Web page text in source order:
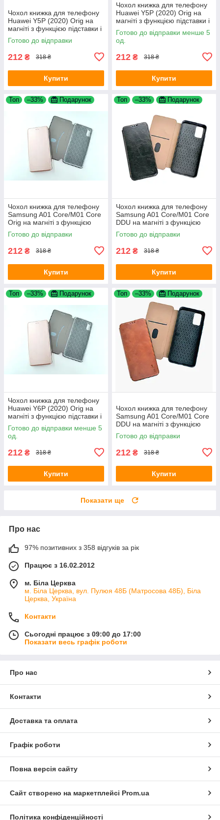
Чохол книжка для телефону
Huawei Y5P (2020) Orig на
магніті з функцією підставки і
кишенею для карток Red
4you
Готово до відправки
212 ₴ 318 ₴
Купити
Чохол книжка для телефону
Huawei Y5P (2020) Orig на
магніті з функцією підставки і
кишенею для карток Gold
4you
Готово до відправки менше 5
од.
212 ₴ 318 ₴
Купити
Топ –33% Подарунок
Чохол книжка для телефону
Samsung A01 Core/M01 Core
Orig на магніті з функцією
підставки і кишенею для
карток Rose Gold 4you
Готово до відправки
212 ₴ 318 ₴
Купити
Топ –33% Подарунок
Чохол книжка для телефону
Samsung A01 Core/M01 Core
DDU на магніті з функцією
підставки і кишенею для
карток Black (PU Шкіра)
Готово до відправки
212 ₴ 318 ₴
Купити
Топ –33% Подарунок
Чохол книжка для телефону
Huawei Y6P (2020) Orig на
магніті з функцією підставки і
кишенею для карток Rose
Gold 4you
Готово до відправки менше 5
од.
212 ₴ 318 ₴
Купити
Топ –33% Подарунок
Чохол книжка для телефону
Samsung A01 Core/M01 Core
DDU на магніті з функцією
підставки і кишенею для
карток Dark Brown (PU Шкіра)
Готово до відправки
212 ₴ 318 ₴
Купити
Показати ще
Про нас
97% позитивних з 358 відгуків за рік
Працює з 16.02.2012
м. Біла Церква
м. Біла Церква, вул. Пулюя 48Б (Матросова 48Б), Біла
Церква, Україна
Контакти
Сьогодні працює з 09:00 до 17:00
Показати весь графік роботи
Про нас
Контакти
Доставка та оплата
Графік роботи
Повна версія сайту
Сайт створено на маркетплейсі Prom.ua
Політика конфіденційності